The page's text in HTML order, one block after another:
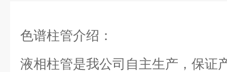
色谱柱管介绍：
液相柱管是我公司自主生产，保证